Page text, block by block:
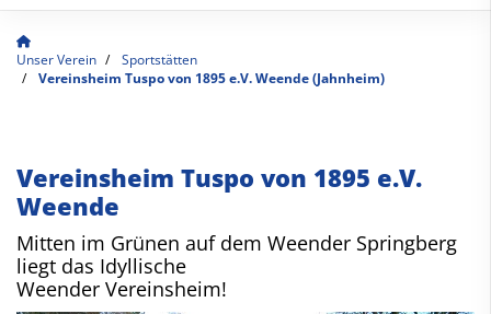
Unser Verein
Sportstätten
Vereinsheim Tuspo von 1895 e.V. Weende (Jahnheim)
Vereinsheim Tuspo von 1895 e.V.
Weende
Mitten im Grünen auf dem Weender Springberg
liegt das Idyllische
Weender Vereinsheim!